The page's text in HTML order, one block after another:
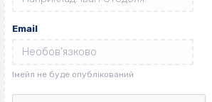
Email